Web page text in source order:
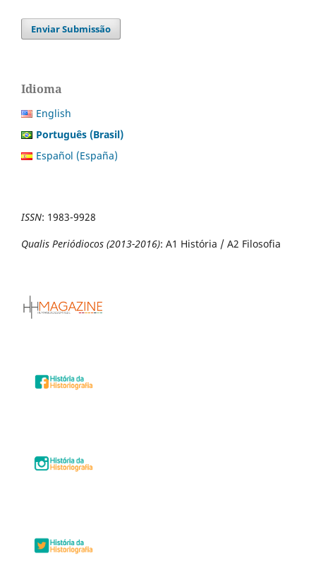
Enviar Submissão
Idioma
English
Português (Brasil)
Español (España)
ISSN: 1983-9928
Qualis Periódiocos (2013-2016): A1 História / A2 Filosofia